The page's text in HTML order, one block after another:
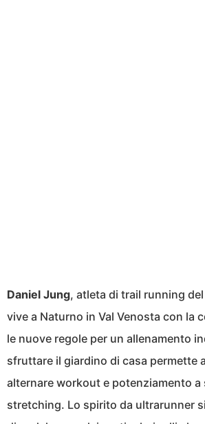
Daniel Jung, atleta di trail running del
vive a Naturno in Val Venosta con la
le nuove regole per un allenamento
sfruttare il giardino di casa permette
alternare workout e potenziamento a
stretching. Lo spirito da ultrarunner